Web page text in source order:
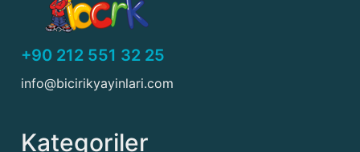
+90 212 551 32 25
info@bicirikyayinlari.com
Kategoriler